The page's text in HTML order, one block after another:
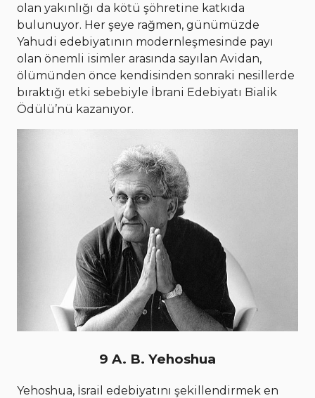
olan yakınlığı da kötü şöhretine katkıda
bulunuyor. Her şeye rağmen, günümüzde
Yahudi edebiyatının modernleşmesinde payı
olan önemli isimler arasında sayılan Avidan,
ölümünden önce kendisinden sonraki nesillerde
bıraktığı etki sebebiyle İbrani Edebiyatı Bialik
Ödülü’nü kazanıyor.
9 A. B. Yehoshua
Yehoshua, İsrail edebiyatını şekillendirmek en